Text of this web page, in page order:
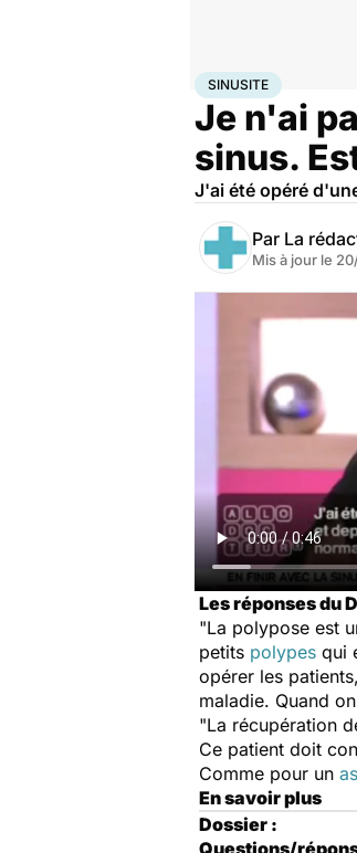
AccueilSanté Maladies
SINUSITE
Je n'ai
sinus.
J'ai été opéré
Par La
Mis à jour le
Les réponses du
"La polypose est
petits polypes qui
opérer les
maladie. Quand
"La récupération
Ce patient doit
Comme pour un
En savoir plus
Dossier :
Questions/